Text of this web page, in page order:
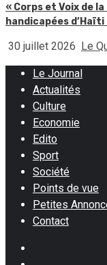
« Corps et Voix de
handicapées
30 juillet 2026 Le
Le Journal
Actualités
Culture
Economie
Edito
Sport
Société
Points de vue
Petites
Contact